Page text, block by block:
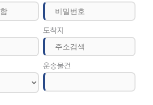
도착지
운송물건